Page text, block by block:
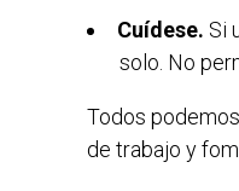
Cuídese. Si
solo. No
Todos pod
de trabajo y